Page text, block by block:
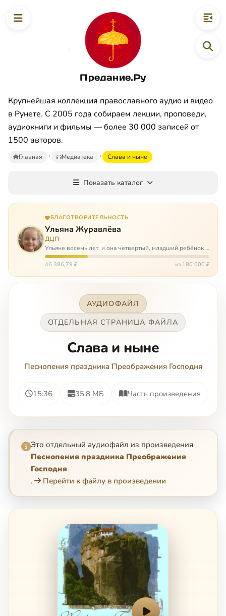
Предание.Ру
Крупнейшая коллекция православного аудио и видео
в Рунете. С 2005 года собираем лекции, проповеди,
аудиокниги и фильмы — более 30 000 записей от
1500 авторов.
Главная Медиатека Слава и ныне
Показать каталог
БЛАГОТВОРИТЕЛЬНОСТЬ
Ульяна Журавлёва
ДЦП
Ульяне восемь лет, и она четвертый, младший ребёнок в
многодетной семье. И с самого рождения Ульяну лечат.
Несколько операций, ежедневные процедуры,
46 386,79 ₽ из 180 000 ₽
АУДИОФАЙЛ
ОТДЕЛЬНАЯ СТРАНИЦА ФАЙЛА
Слава и ныне
Песнопения праздника Преображения Господня
15:36 35.8 МБ Часть произведения
Это отдельный аудиофайл из произведения
Песнопения праздника Преображения
Господня
.
Перейти к файлу в произведении